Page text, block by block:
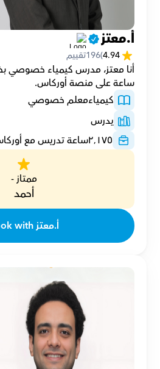
أ.معتز
4.94
(
196تقييم
ساعة على منصة أوركاس.
كيمياءمعلم خصوصي
يدرس
٢٬١٧٥ساعة تدريس مع
ممتاز -
أحمد
Book with أ.معتز